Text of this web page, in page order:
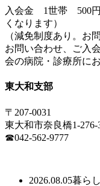
入会金 1世帯 500円
くなります）
（減免制度あり。お
お問い合わせ、ご入
会の病院・診療所に
東大和支部
〒207-0031
東大和市奈良橋1-276-
☎042-562-9777
2026.08.05暮ら